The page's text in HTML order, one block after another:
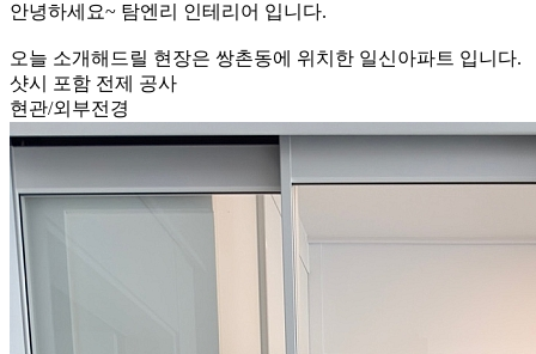
안녕하세요~ 탐엔리 인테리어 입니다.
오늘 소개해드릴 현장은 쌍촌동에 위치한 일신아파트 입니다.
샷시 포함 전제 공사
현관/외부전경